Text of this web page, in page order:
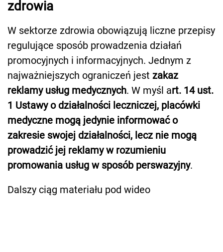
zdrowia
W sektorze zdrowia obowiązują liczne przepisy
regulujące sposób prowadzenia działań
promocyjnych i informacyjnych. Jednym z
najważniejszych ograniczeń jest zakaz
reklamy usług medycznych. W myśl art. 14 ust.
1 Ustawy o działalności leczniczej, placówki
medyczne mogą jedynie informować o
zakresie swojej działalności, lecz nie mogą
prowadzić jej reklamy w rozumieniu
promowania usług w sposób perswazyjny.
Dalszy ciąg materiału pod wideo